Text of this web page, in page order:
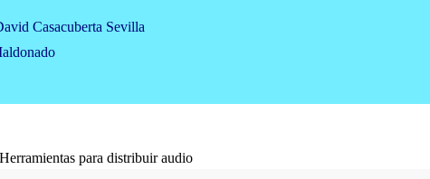
Casacuberta Sevilla
para distribuir audio